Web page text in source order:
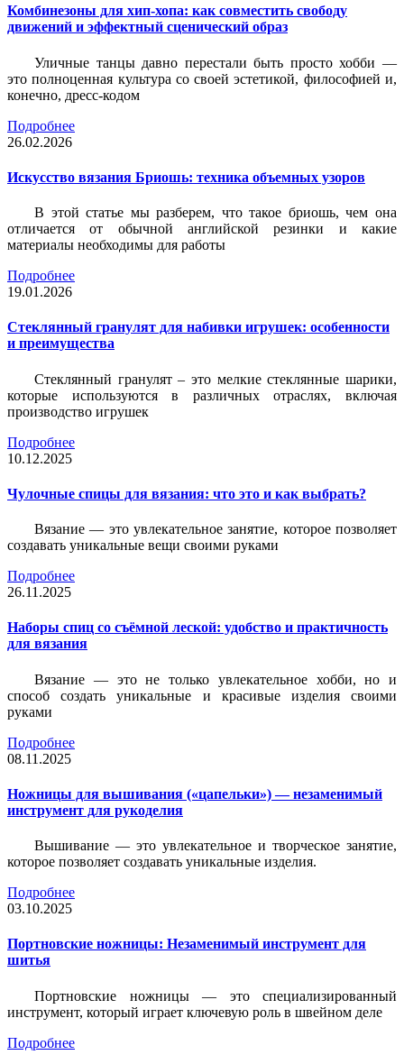
Комбинезоны для хип-хопа: как совместить свободу
движений и эффектный сценический образ
Уличные танцы давно перестали быть просто хобби —
это полноценная культура со своей эстетикой, философией и,
конечно, дресс-кодом
Подробнее
26.02.2026
Искусство вязания Бриошь: техника объемных узоров
В этой статье мы разберем, что такое бриошь, чем она
отличается от обычной английской резинки и какие
материалы необходимы для работы
Подробнее
19.01.2026
Стеклянный гранулят для набивки игрушек: особенности
и преимущества
Стеклянный гранулят – это мелкие стеклянные шарики,
которые используются в различных отраслях, включая
производство игрушек
Подробнее
10.12.2025
Чулочные спицы для вязания: что это и как выбрать?
Вязание — это увлекательное занятие, которое позволяет
создавать уникальные вещи своими руками
Подробнее
26.11.2025
Наборы спиц со съёмной леской: удобство и практичность
для вязания
Вязание — это не только увлекательное хобби, но и
способ создать уникальные и красивые изделия своими
руками
Подробнее
08.11.2025
Ножницы для вышивания («цапельки») — незаменимый
инструмент для рукоделия
Вышивание — это увлекательное и творческое занятие,
которое позволяет создавать уникальные изделия.
Подробнее
03.10.2025
Портновские ножницы: Незаменимый инструмент для
шитья
Портновские ножницы — это специализированный
инструмент, который играет ключевую роль в швейном деле
Подробнее